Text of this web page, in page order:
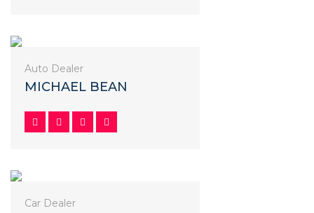
Auto Dealer
MICHAEL BEAN
Car Dealer